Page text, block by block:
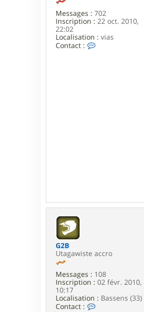
Messages : 702
Inscription : 22 oct. 2010,
22:02
Localisation : vias
Contact :
G2B
Utagawiste accro
Messages : 108
Inscription : 02 févr. 2010,
10:17
Localisation : Bassens (33)
Contact :